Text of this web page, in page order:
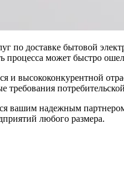
по доставке бытовой
процесса может быстро
и высококонкурентной
требования
вашим надежным
любого размера.